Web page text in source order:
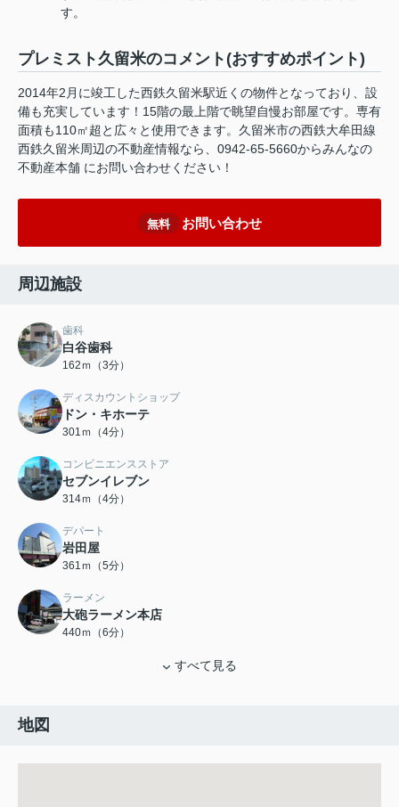
す。
プレミスト久留米のコメント(おすすめポイント)
2014年2月に竣工した西鉄久留米駅近くの物件となっており、設
備も充実しています！15階の最上階で眺望自慢お部屋です。専有
面積も110㎡超と広々と使用できます。久留米市の西鉄大牟田線
西鉄久留米周辺の不動産情報なら、0942-65-5660からみんなの
不動産本舗 にお問い合わせください！
無料 お問い合わせ
周辺施設
歯科
白谷歯科
162ｍ（3分）
ディスカウントショップ
ドン・キホーテ
301ｍ（4分）
コンビニエンスストア
セブンイレブン
314ｍ（4分）
デパート
岩田屋
361ｍ（5分）
ラーメン
大砲ラーメン本店
440ｍ（6分）
すべて見る
地図